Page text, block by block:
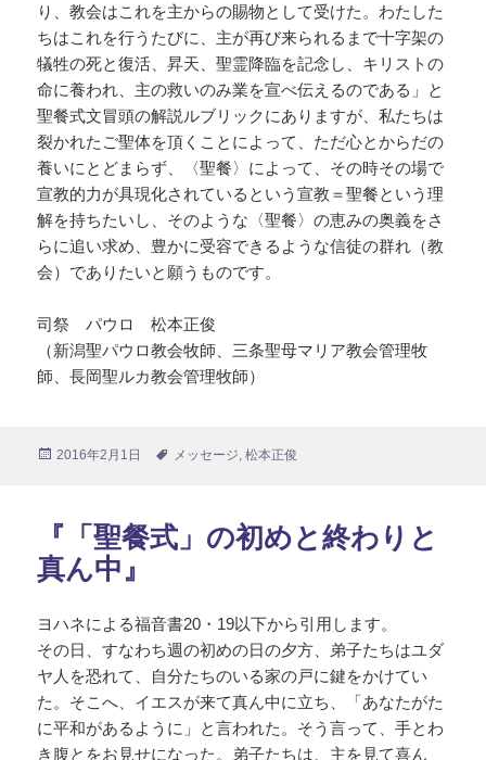
り、教会はこれを主からの賜物として受けた。わたした
ちはこれを行うたびに、主が再び来られるまで十字架の
犠牲の死と復活、昇天、聖霊降臨を記念し、キリストの
命に養われ、主の救いのみ業を宣べ伝えるのである」と
聖餐式文冒頭の解説ルブリックにありますが、私たちは
裂かれたご聖体を頂くことによって、ただ心とからだの
養いにとどまらず、〈聖餐〉によって、その時その場で
宣教的力が具現化されているという宣教＝聖餐という理
解を持ちたいし、そのような〈聖餐〉の恵みの奥義をさ
らに追い求め、豊かに受容できるような信徒の群れ（教
会）でありたいと願うものです。
司祭 パウロ 松本正俊
（新潟聖パウロ教会牧師、三条聖母マリア教会管理牧
師、長岡聖ルカ教会管理牧師）
投
2016年2月1日
タ
メッセージ,松本正俊
『「聖餐式」の初めと終わりと
真ん中』
ヨハネによる福音書20・19以下から引用します。
その日、すなわち週の初めの日の夕方、弟子たちはユダ
ヤ人を恐れて、自分たちのいる家の戸に鍵をかけてい
た。そこへ、イエスが来て真ん中に立ち、「あなたがた
に平和があるように」と言われた。そう言って、手とわ
き腹とをお見せになった。弟子たちは、主を見て喜ん